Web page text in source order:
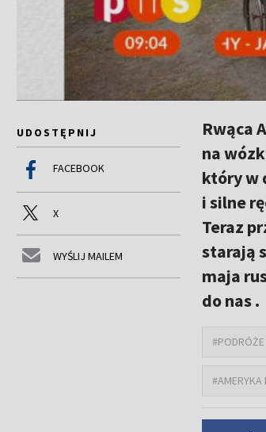
UDOSTĘPNIJ
FACEBOOK
X
WYŚLIJ MAILEM
Rwąca
na
który w
i silne
Teraz
starają
maja
do nas .
#PODRÓŻE
#AMERYKA